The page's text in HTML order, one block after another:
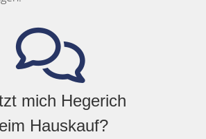
mich Hegerich
Hauskauf?